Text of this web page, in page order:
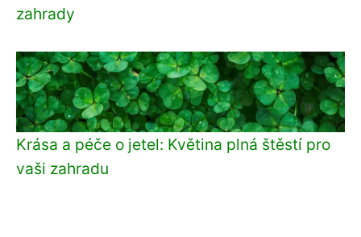
zahrady
Krása a péče o jetel: Květina plná štěstí pro
vaši zahradu